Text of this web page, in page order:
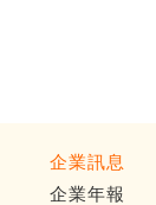
企業訊息
企業年報